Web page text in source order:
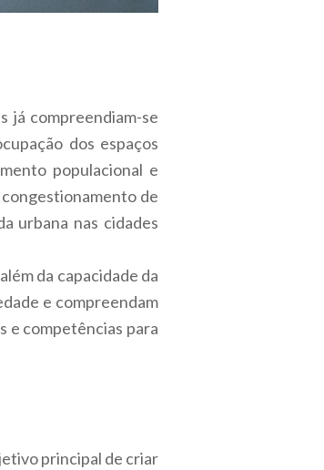
já compreendiam-se
dos espaços
populacional e
de
urbana nas cidades
da capacidade da
e compreendam
e competências para
principal de criar